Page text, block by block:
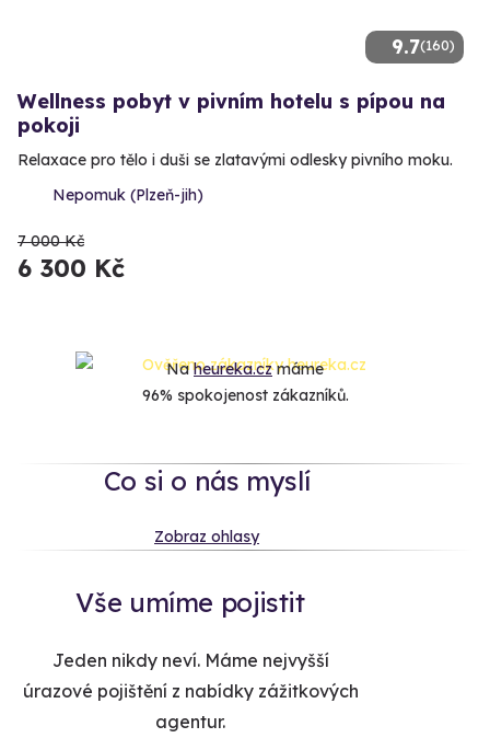
9.7(160)
Wellness pobyt v pivním hotelu s pípou na
pokoji
Relaxace pro tělo i duši se zlatavými odlesky pivního moku.
Nepomuk (Plzeň-jih)
7 000 Kč
6 300 Kč
Naheureka.czmáme
96% spokojenost zákazníků.
Co si o nás myslí
Zobraz ohlasy
Vše umíme pojistit
Jeden nikdy neví. Máme nejvyšší
úrazové pojištění z nabídky zážitkových
agentur.